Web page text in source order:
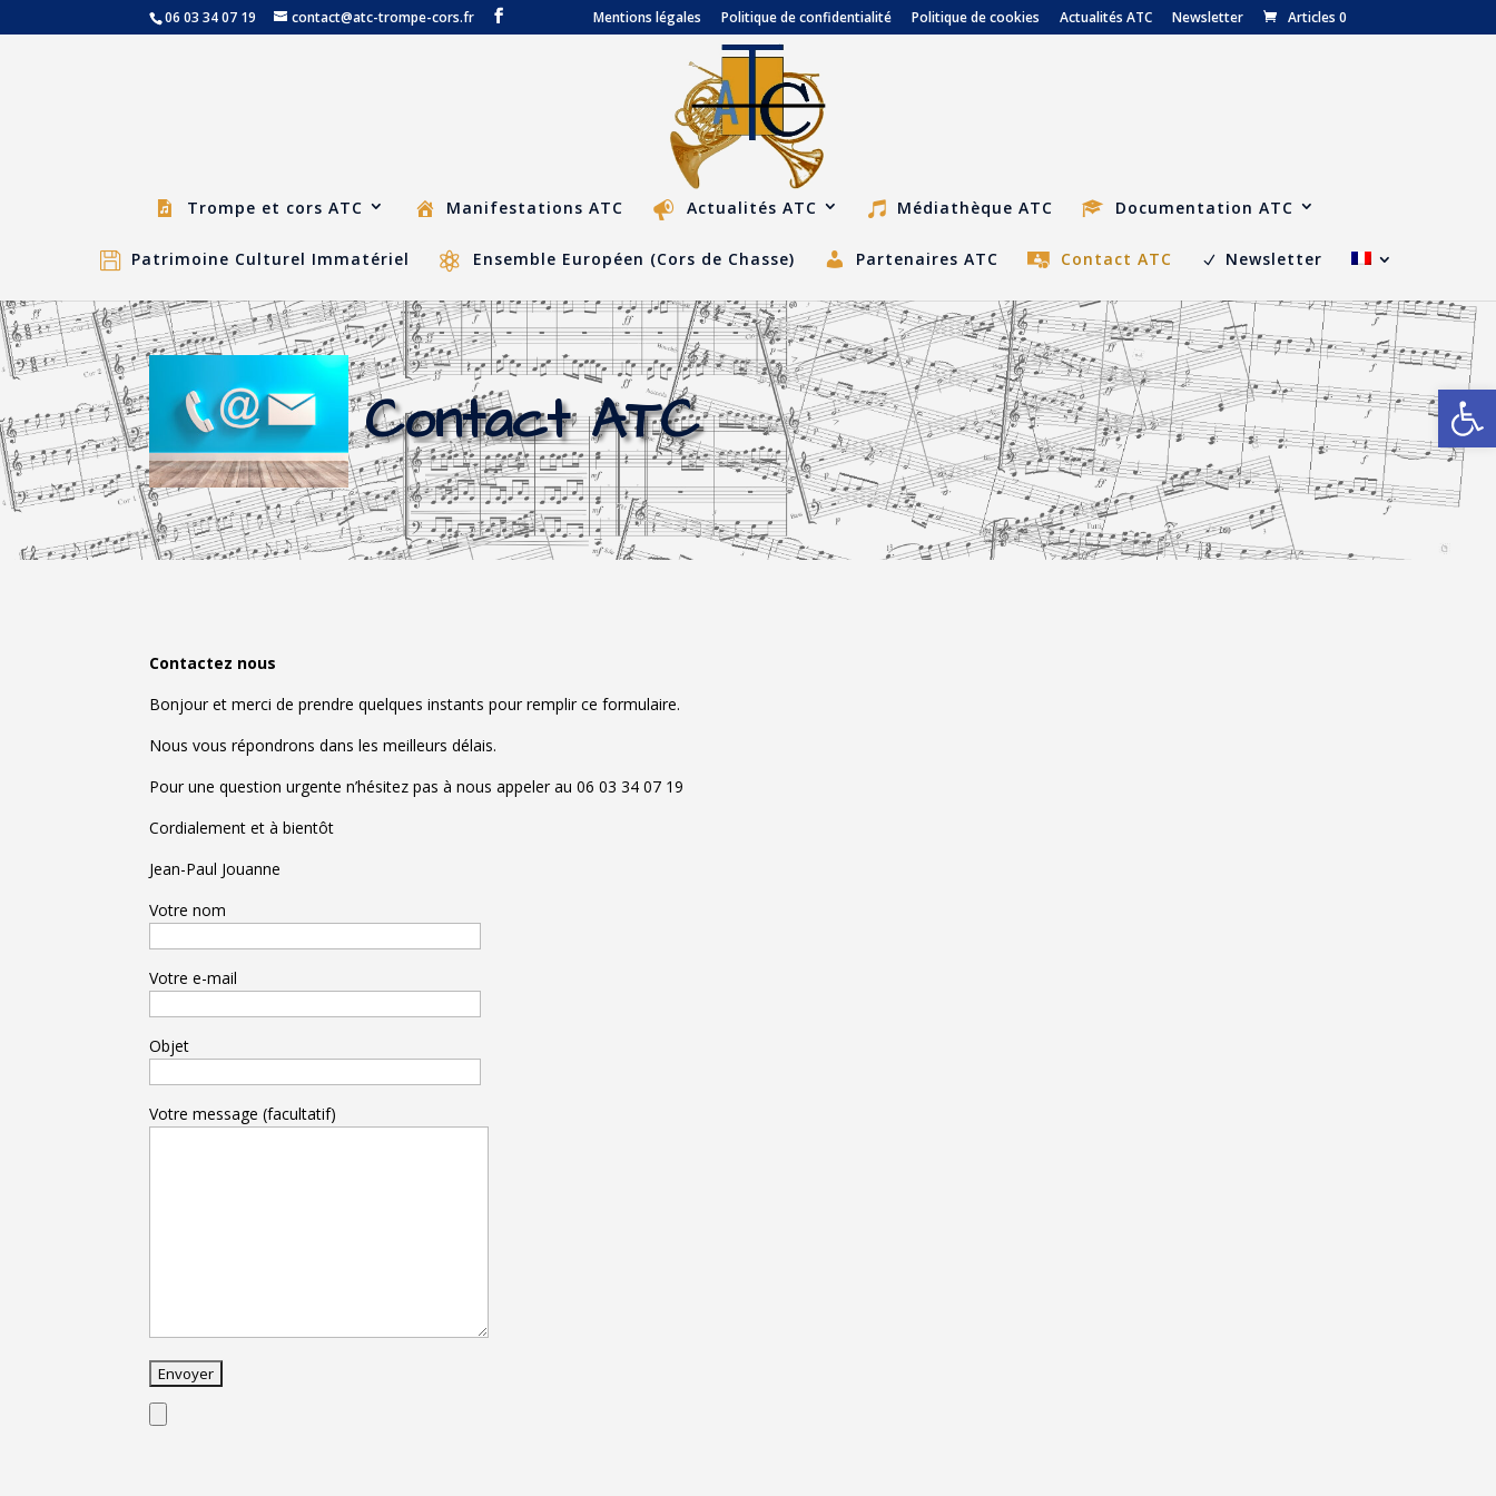
Ouvrir
06 03 34 07 19 contact@atc-trompe-cors.fr Mentions légales Politique de confidentialité Politique de cookies Actualités ATC Newsletter Articles 0
Trompe et cors ATC Manifestations ATC Actualités ATC Médiathèque ATC Documentation ATC
Patrimoine Culturel Immatériel Ensemble Européen (Cors de Chasse) Partenaires ATC Contact ATC Newsletter
Contact ATC
Contactez nous
Bonjour et merci de prendre quelques instants pour remplir ce formulaire.
Nous vous répondrons dans les meilleurs délais.
Pour une question urgente n’hésitez pas à nous appeler au 06 03 34 07 19
Cordialement et à bientôt
Jean-Paul Jouanne
Votre nom
Votre e-mail
Objet
Votre message (facultatif)